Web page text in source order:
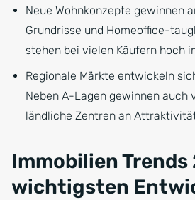
Neue Wohnkonzepte gewinnen
Grundrisse und Homeoffice-
stehen bei vielen Käufern hoch
Regionale Märkte entwickeln
Neben A-Lagen gewinnen auch
ländliche Zentren an
Immobilien Trends
wichtigsten